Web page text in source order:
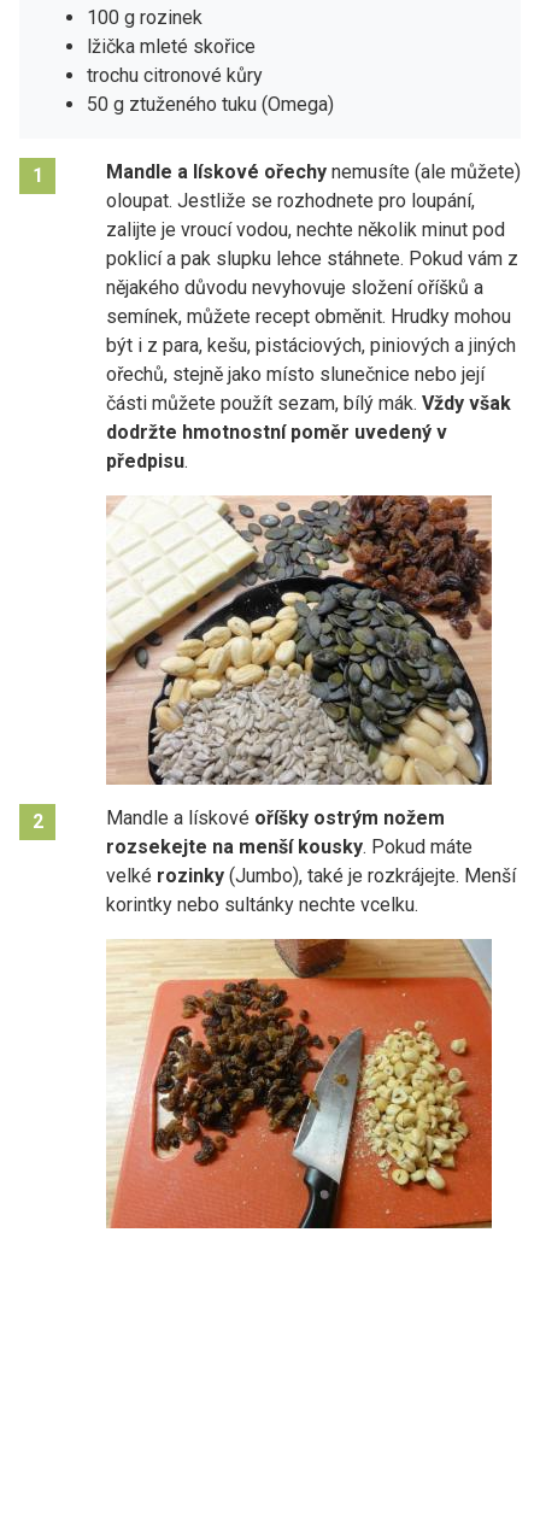
100 g rozinek
lžička mleté skořice
trochu citronové kůry
50 g ztuženého tuku (Omega)
1 Mandle a lískové ořechy nemusíte (ale můžete)
oloupat. Jestliže se rozhodnete pro loupání,
zalijte je vroucí vodou, nechte několik minut pod
poklicí a pak slupku lehce stáhnete. Pokud vám z
nějakého důvodu nevyhovuje složení oříšků a
semínek, můžete recept obměnit. Hrudky mohou
být i z para, kešu, pistáciových, piniových a jiných
ořechů, stejně jako místo slunečnice nebo její
části můžete použít sezam, bílý mák. Vždy však
dodržte hmotnostní poměr uvedený v
předpisu.
2 Mandle a lískové oříšky ostrým nožem
rozsekejte na menší kousky. Pokud máte
velké rozinky (Jumbo), také je rozkrájejte. Menší
korintky nebo sultánky nechte vcelku.